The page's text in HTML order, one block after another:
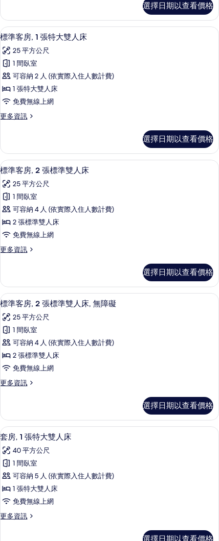
相
片
客
房
的
情
選擇日期以查看價格
顯
示
標
準
客
房,
張
大
雙
人
床
的
所
有
相
片
高級寢具、客房內保險箱、書桌、熨
5
標準客房, 1 張特大雙人床
25 平方公尺
1 間臥室
可容納 2 人 (依實際入住人數計費)
1 張特大雙人床
免費無線上網
更多資訊
更
客
房,
1
特
大
人
床
的
詳
情
選擇日期以查看價格
顯
示
標
準
客
房,
張
準
雙
人
床
的
所
有
相
片
標準客房, 2 張標準雙人床 | 高級寢具
9
標準客房, 2 張標準雙人床
25 平方公尺
1 間臥室
可容納 4 人 (依實際入住人數計費)
2 張標準雙人床
免費無線上網
更多資訊
更
客
房,
2
標
準
人
床
的
詳
情
選擇日期以查看價格
顯
示
標
準
客
房,
張
準
雙
人
床,
無
障
礙
的
所
高級寢具、客房內保險箱、書桌、熨
7
標準客房, 2 張標準雙人床, 無障礙
25 平方公尺
1 間臥室
可容納 4 人 (依實際入住人數計費)
2 張標準雙人床
免費無線上網
更多資訊
更
客
房,
2
標
準
人
床,
無
障
礙
選擇日期以查看價格
顯
示
套
房,
1
張
特
大
套房, 1 張特大雙人床 | 高級寢具、客
16
套房, 1 張特大雙人床
40 平方公尺
1 間臥室
可容納 5 人 (依實際入住人數計費)
1 張特大雙人床
免費無線上網
更多資訊
更
選擇日期以查看價格